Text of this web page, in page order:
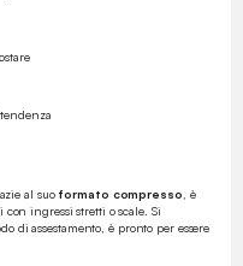
al suo formato compresso , è
ingressi stretti o scale. Si
di assestamento, è pronto per essere